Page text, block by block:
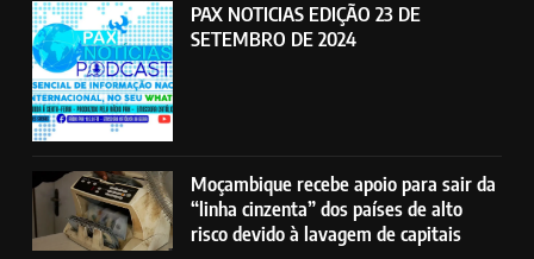
PAX NOTICIAS EDIÇÃO 23 DE
SETEMBRO DE 2024
Moçambique recebe apoio para sair da
“linha cinzenta” dos países de alto
risco devido à lavagem de capitais